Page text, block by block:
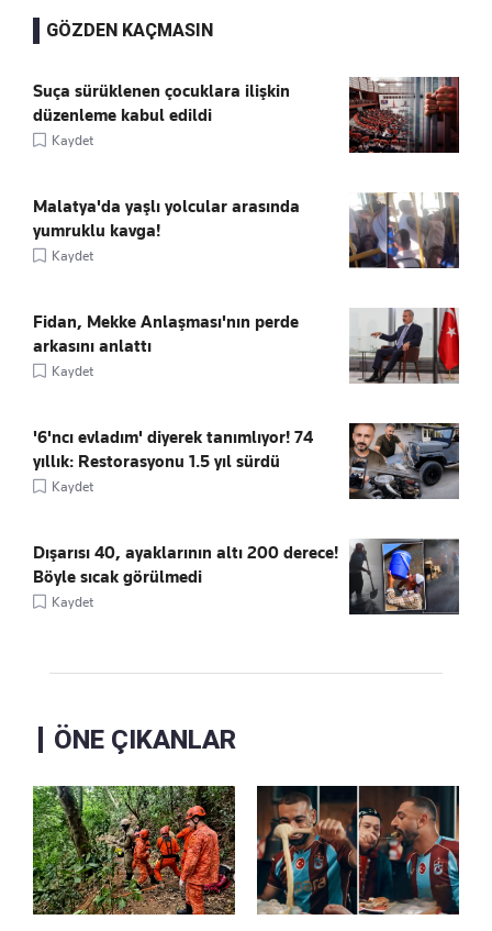
GÖZDEN KAÇMASIN
Suça sürüklenen çocuklara ilişkin
düzenleme kabul edildi
Kaydet
Malatya'da yaşlı yolcular arasında
yumruklu kavga!
Kaydet
Fidan, Mekke Anlaşması'nın perde
arkasını anlattı
Kaydet
'6'ncı evladım' diyerek tanımlıyor! 74
yıllık: Restorasyonu 1.5 yıl sürdü
Kaydet
Dışarısı 40, ayaklarının altı 200 derece!
Böyle sıcak görülmedi
Kaydet
ÖNE ÇIKANLAR